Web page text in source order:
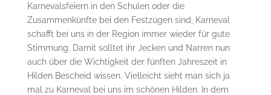
Karnevalsfeiern in den Schulen oder die
Zusammenkünfte bei den Festzügen sind, Karneval
schafft bei uns in der Region immer wieder für gute
Stimmung. Damit solltet ihr Jecken und Narren nun
auch über die Wichtigkeit der fünften Jahreszeit in
Hilden Bescheid wissen. Vielleicht sieht man sich ja
mal zu Karneval bei uns im schönen Hilden. In dem